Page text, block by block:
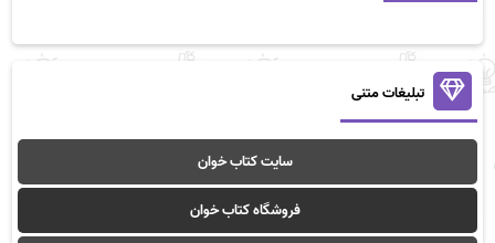
تبلیغات متنی
سایت کتاب خوان
فروشگاه کتاب خوان